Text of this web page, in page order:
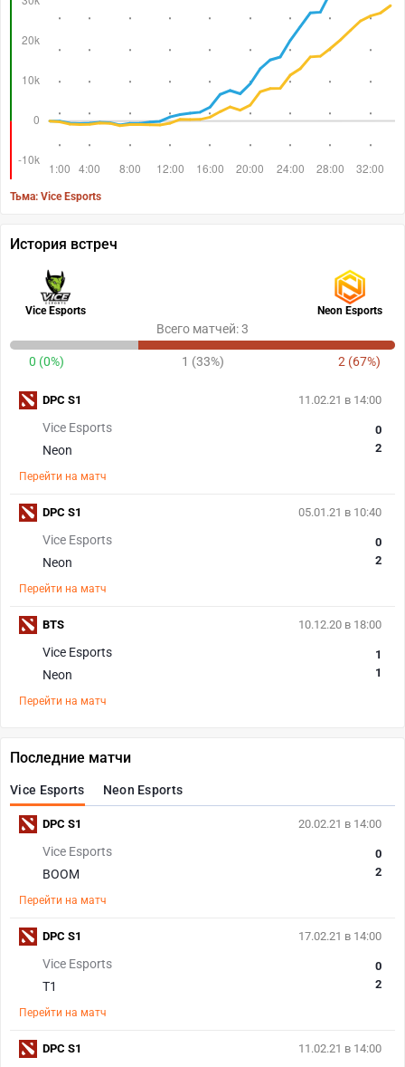
Тьма: Vice Esports
История встреч
Vice Esports Neon Esports
Всего матчей: 3
0 (0%) 1 (33%) 2 (67%)
11.02.21 в 14:00
Vice Esports
Neon
0
2
Перейти на матч
DPC S1
05.01.21 в 10:40
Vice Esports
Neon
0
2
Перейти на матч
DPC S1
10.12.20 в 18:00
Vice Esports
Neon
1
1
Перейти на матч
BTS
Последние матчи
Vice Esports Neon Esports
20.02.21 в 14:00
Vice Esports
BOOM
0
2
Перейти на матч
DPC S1
17.02.21 в 14:00
Vice Esports
T1
0
2
Перейти на матч
DPC S1
11.02.21 в 14:00
DPC S1